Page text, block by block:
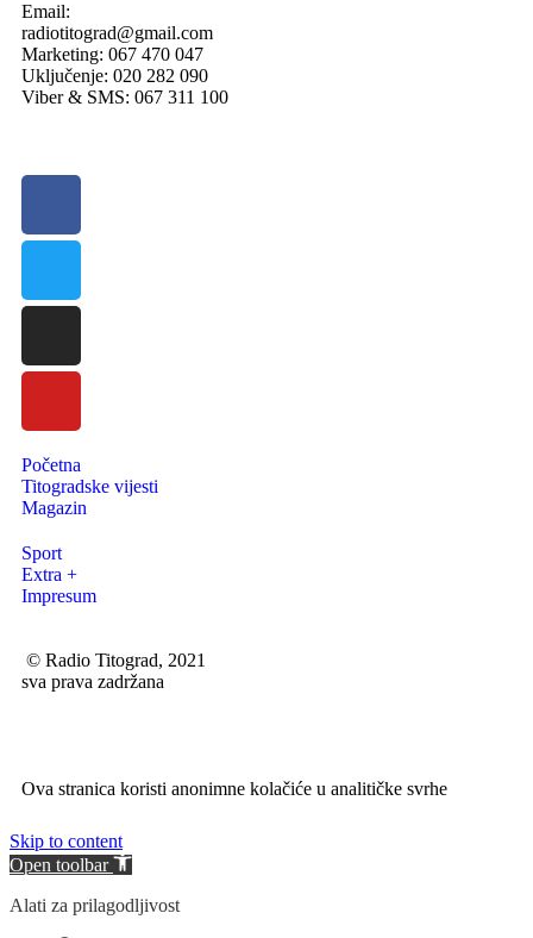
Email:
radiotitograd@gmail.com
Marketing: 067 470 047
Uključenje: 020 282 090
Viber & SMS: 067 311 100
Početna
Titogradske vijesti
Magazin
Sport
Extra +
Impresum
© Radio Titograd, 2021
sva prava zadržana
Ova stranica koristi anonimne kolačiće u analitičke svrhe
Skip to content
Open toolbar
Alati za prilagodljivost